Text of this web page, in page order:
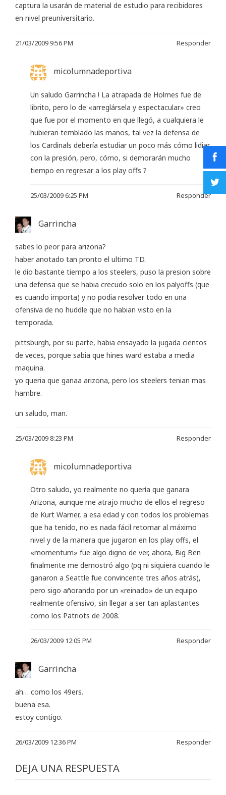
captura la usarán de material de estudio para recibidores
en nivel preuniversitario.
21/03/2009 9:56 PM Responder
micolumnadeportiva
Un saludo Garrincha ! La atrapada de Holmes fue de
librito, pero lo de «arreglársela y espectacular» creo
que fue por el momento en que llegó, a cualquiera le
hubieran temblado las manos, tal vez la defensa de
los Cardinals debería estudiar un poco más cómo lidiar
con la presión, pero, cómo, si demorarán mucho
tiempo en regresar a los play offs ?
25/03/2009 6:25 PM Responder
Garrincha
sabes lo peor para arizona?
haber anotado tan pronto el ultimo TD.
le dio bastante tiempo a los steelers, puso la presion sobre
una defensa que se habia crecudo solo en los palyoffs (que
es cuando importa) y no podia resolver todo en una
ofensiva de no huddle que no habian visto en la
temporada.
pittsburgh, por su parte, habia ensayado la jugada cientos
de veces, porque sabia que hines ward estaba a media
maquina.
yo queria que ganaa arizona, pero los steelers tenian mas
hambre.
un saludo, man.
25/03/2009 8:23 PM Responder
micolumnadeportiva
Otro saludo, yo realmente no quería que ganara
Arizona, aunque me atrajo mucho de ellos el regreso
de Kurt Warner, a esa edad y con todos los problemas
que ha tenido, no es nada fácil retornar al máximo
nivel y de la manera que jugaron en los play offs, el
«momentum» fue algo digno de ver, ahora, Big Ben
finalmente me demostró algo (pq ni siquiera cuando le
ganaron a Seattle fue convincente tres años atrás),
pero sigo añorando por un «reinado» de un equipo
realmente ofensivo, sin llegar a ser tan aplastantes
como los Patriots de 2008.
26/03/2009 12:05 PM Responder
Garrincha
ah… como los 49ers.
buena esa.
estoy contigo.
26/03/2009 12:36 PM Responder
DEJA UNA RESPUESTA